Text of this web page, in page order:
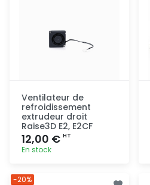
Ventilateur de
refroidissement
extrudeur droit
Raise3D E2, E2CF
12,00 € HT
En stock
-20%